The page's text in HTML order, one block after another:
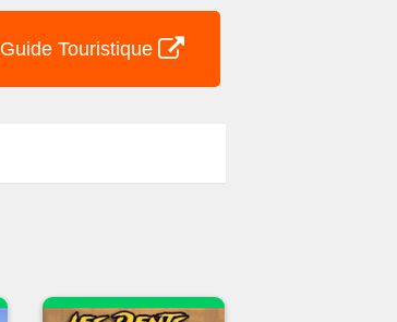
Guide Touristique